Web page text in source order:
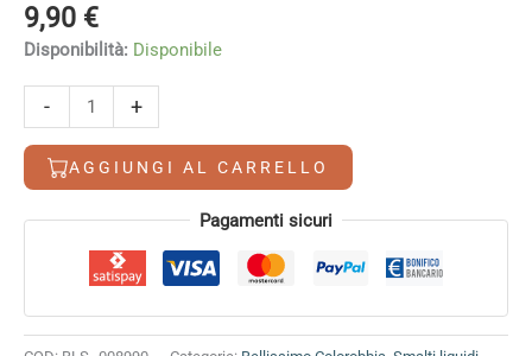
9,90 €
Disponibilità: Disponibile
-
Detailing
Black
quantità
+
AGGIUNGI AL CARRELLO
Alternative: Pagamenti sicuri